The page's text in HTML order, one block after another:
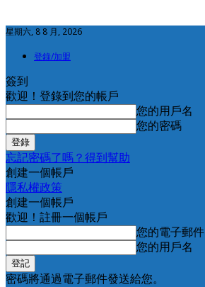
星期六, 8 8 月, 2026
登錄/加盟
簽到
歡迎！登錄到您的帳戶
您的用戶名
您的密碼
忘記密碼了嗎？得到幫助
創建一個帳戶
隱私權政策
創建一個帳戶
歡迎！註冊一個帳戶
您的電子郵件
您的用戶名
密碼將通過電子郵件發送給您。